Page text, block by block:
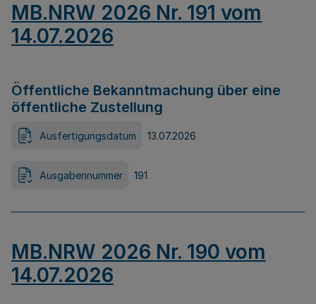
MB.NRW 2026 Nr. 191 vom
14.07.2026
Öffentliche Bekanntmachung über eine
öffentliche Zustellung
Ausfertigungsdatum 13.07.2026
Ausgabennummer 191
MB.NRW 2026 Nr. 190 vom
14.07.2026